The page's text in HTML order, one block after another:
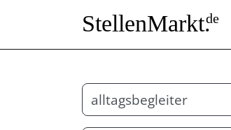
StellenMarkt.de